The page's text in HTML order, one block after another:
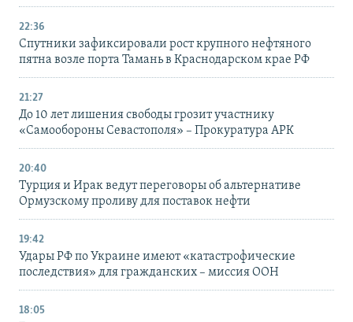
22:36
Спутники зафиксировали рост крупного нефтяного
пятна возле порта Тамань в Краснодарском крае РФ
21:27
До 10 лет лишения свободы грозит участнику
«Самообороны Севастополя» – Прокуратура АРК
20:40
Турция и Ирак ведут переговоры об альтернативе
Ормузскому проливу для поставок нефти
19:42
Удары РФ по Украине имеют «катастрофические
последствия» для гражданских – миссия ООН
18:05